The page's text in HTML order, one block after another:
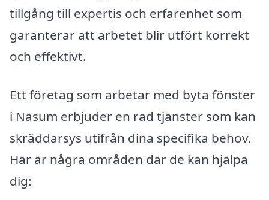
tillgång till expertis och erfarenhet som
garanterar att arbetet blir utfört korrekt
och effektivt.
Ett företag som arbetar med byta fönster
i Näsum erbjuder en rad tjänster som kan
skräddarsys utifrån dina specifika behov.
Här är några områden där de kan hjälpa
dig: